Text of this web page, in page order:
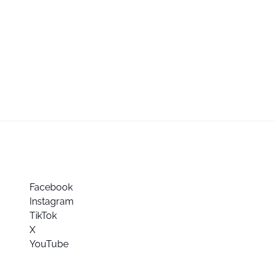
Facebook
Instagram
TikTok
X
YouTube